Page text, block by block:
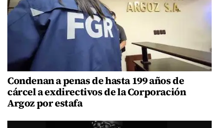
Condenan a penas de hasta 199 años de
cárcel a exdirectivos de la Corporación
Argoz por estafa